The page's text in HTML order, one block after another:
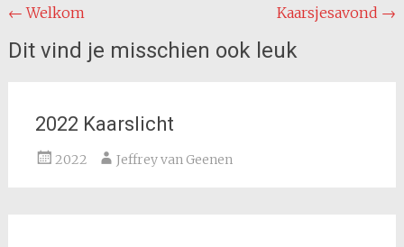
Bericht
navigatie
← Welkom Kaarsjesavond →
Dit vind je misschien ook leuk
2022 Kaarslicht
2022 Jeffrey van Geenen